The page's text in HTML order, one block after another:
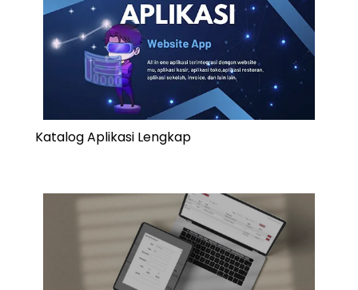
Katalog Aplikasi Lengkap